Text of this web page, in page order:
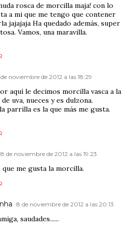
rosca de morcilla maja! con lo
a mi que me tengo que contener
jajajaja Ha quedado además, super
Vamos, una maravilla.
noviembre de 2012 a las 18:29
aquí le decimos morcilla vasca a la
uva, nueces y es dulzona.
parrilla es la que más me gusta.
8 de noviembre de 2012 a las 19:23
me gusta la morcilla.
8 de noviembre de 2012 a las 20:13
saudades......